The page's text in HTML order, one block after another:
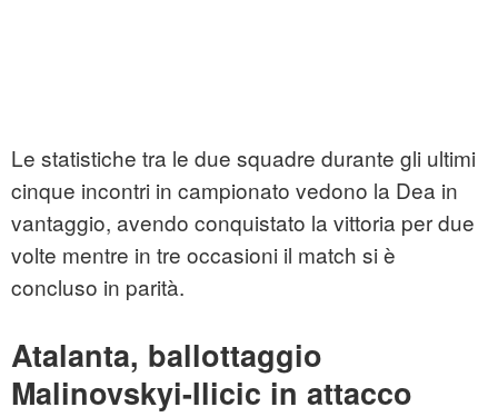
Le statistiche tra le due squadre durante gli ultimi
cinque incontri in campionato vedono la Dea in
vantaggio, avendo conquistato la vittoria per due
volte mentre in tre occasioni il match si è
concluso in parità.
Atalanta, ballottaggio
Malinovskyi-Ilicic in attacco